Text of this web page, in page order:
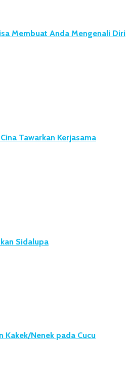
Membuat Anda Mengenali Diri
Tawarkan Kerjasama
Sidalupa
Kakek/Nenek pada Cucu